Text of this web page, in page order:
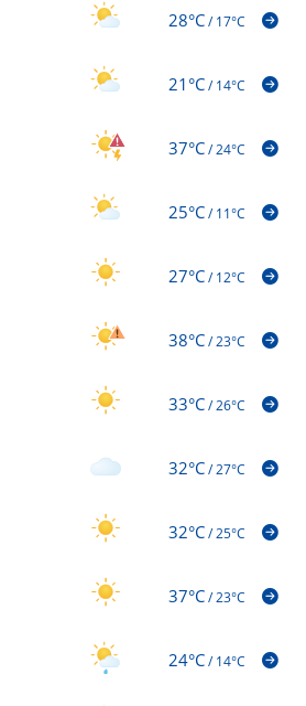
28°C/17°C
21°C/14°C
37°C/24°C
25°C/11°C
27°C/12°C
38°C/23°C
33°C/26°C
32°C/27°C
32°C/25°C
37°C/23°C
24°C/14°C